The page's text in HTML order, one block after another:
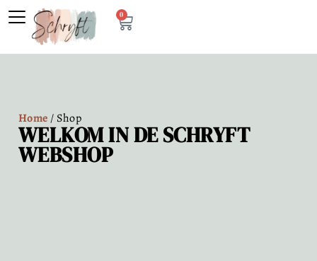
0
Home/ Shop
WELKOM IN DE SCHRYFT
WEBSHOP